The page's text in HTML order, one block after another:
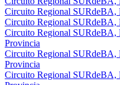
Circuito Regional SURdeBA,
Circuito Regional SURdeBA,
Circuito Regional SURdeBA,
Provincia
Circuito Regional SURdeBA,
Provincia
Circuito Regional SURdeBA,